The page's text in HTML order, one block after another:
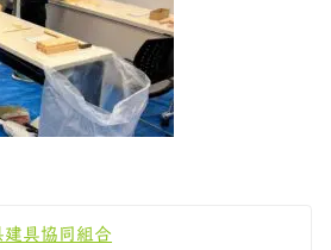
具協同組合